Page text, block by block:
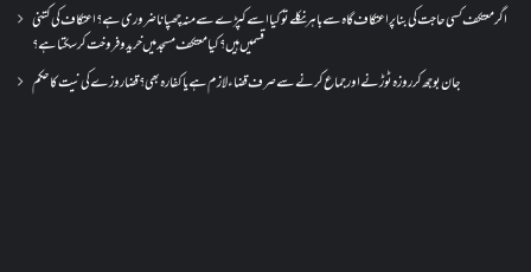
اگر معتکف کسی حاجت کی بنا پر اعتکاف گاہ سے باہر نکلے تو کیا اسے کپڑے سے منہ چھپانا ضروری ہے؟اعتکاف کی کتنی
قسمیں ہیں؟کیا معتکف مسجد میں خرید و فروخت کر سکتا ہے؟
جان بوجھ کر روزہ ٹوڑنے اور جماع کرنے سے صرف قضاء لازم ہے یا کفارہ بھی؟ قضا روزے کی نیت کا حکم